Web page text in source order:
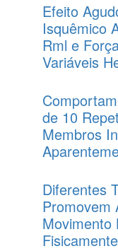
Efeito
Isquêmico
Rml e
Variáveis
de 10
Membros
Diferentes
Promovem
Movimento